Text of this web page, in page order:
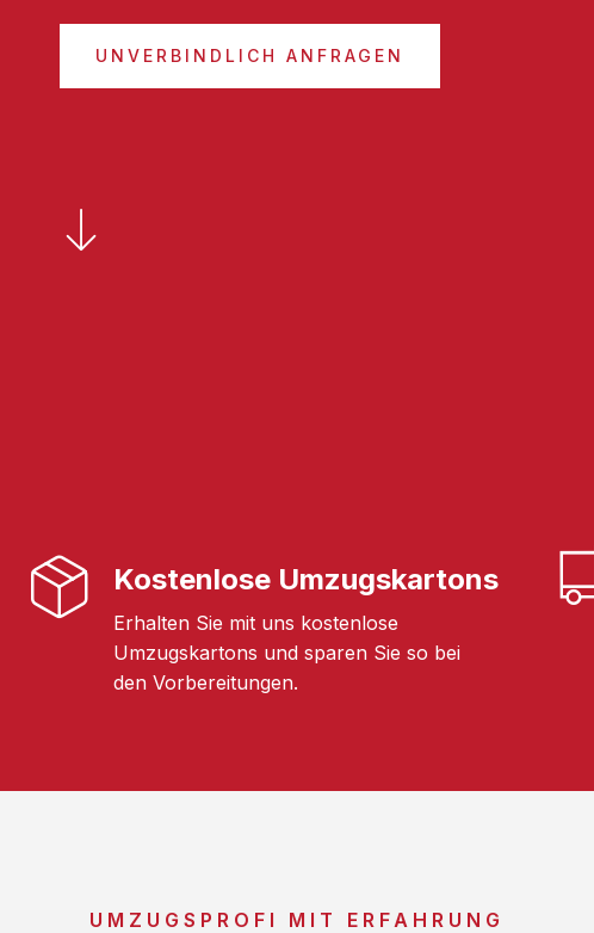
UNVERBINDLICH ANFRAGEN
Kostenlose Umzugskartons
Erhalten Sie mit uns kostenlose
Umzugskartons und sparen Sie so bei
den Vorbereitungen.
UMZUGSPROFI MIT ERFAHRUNG